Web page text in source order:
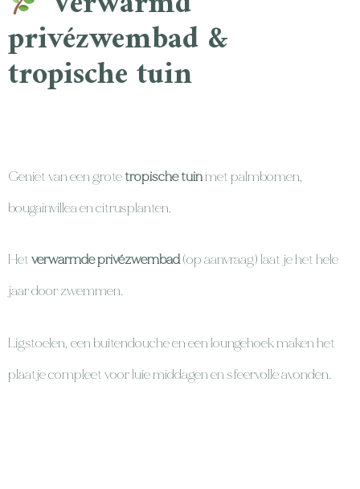
privézwembad &
tropische tuin
Geniet van een grotetropische tuinmet palmbomen,
bougainvillea en citrusplanten.
Hetverwarmde privézwembad(op aanvraag) laat je het hele
jaar door zwemmen.
Ligstoelen, een buitendouche en een loungehoek maken het
plaatje compleet voor luie middagen en sfeervolle avonden.